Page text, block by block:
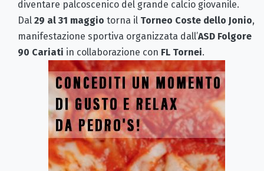
diventare palcoscenico del grande calcio giovanile.
Dal 29 al 31 maggio torna il Torneo Coste dello Jonio,
manifestazione sportiva organizzata dall’ASD Folgore
90 Cariati in collaborazione con FL Tornei.